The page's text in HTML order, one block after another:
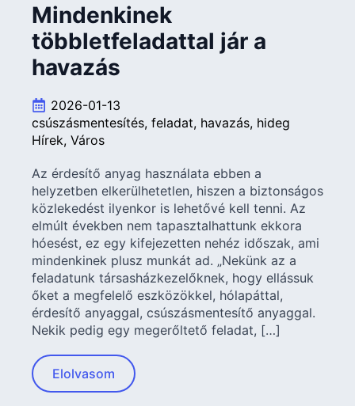
Mindenkinek
többletfeladattal jár a
havazás
2026-01-13
csúszásmentesítés feladat havazás hideg
Hírek Város
Az érdesítő anyag használata ebben a
helyzetben elkerülhetetlen, hiszen a biztonságos
közlekedést ilyenkor is lehetővé kell tenni. Az
elmúlt években nem tapasztalhattunk ekkora
hóesést, ez egy kifejezetten nehéz időszak, ami
mindenkinek plusz munkát ad. „Nekünk az a
feladatunk társasházkezelőknek, hogy ellássuk
őket a megfelelő eszközökkel, hólapáttal,
érdesítő anyaggal, csúszásmentesítő anyaggal.
Nekik pedig egy megerőltető feladat, […]
Elolvasom